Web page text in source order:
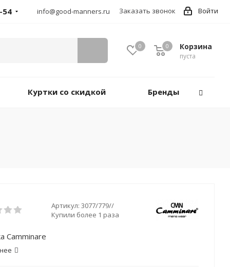
Войти
54 info@good-manners.ru Заказать звонок
0 Корзина
пуста
0
Куртки со скидкой Бренды
Артикул: 3077/779//
Купили более 1 раза
Camminare